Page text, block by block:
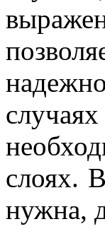
слоях.
нужна,